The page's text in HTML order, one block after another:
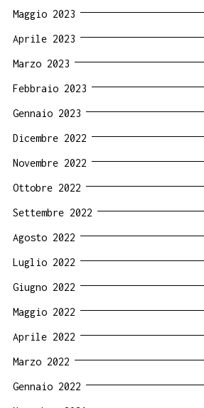
Maggio 2023
Aprile 2023
Marzo 2023
Febbraio 2023
Gennaio 2023
Dicembre 2022
Novembre 2022
Ottobre 2022
Settembre 2022
Agosto 2022
Luglio 2022
Giugno 2022
Maggio 2022
Aprile 2022
Marzo 2022
Gennaio 2022